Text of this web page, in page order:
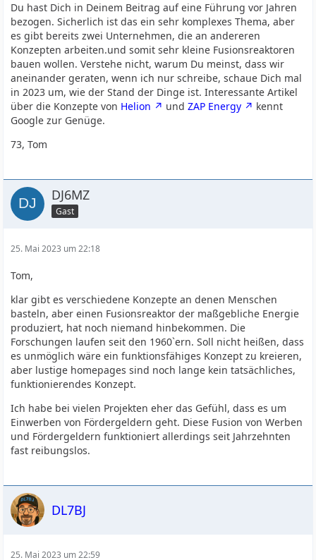
Du hast Dich in Deinem Beitrag auf eine Führung vor Jahren
bezogen. Sicherlich ist das ein sehr komplexes Thema, aber
es gibt bereits zwei Unternehmen, die an andereren
Konzepten arbeiten.und somit sehr kleine Fusionsreaktoren
bauen wollen. Verstehe nicht, warum Du meinst, dass wir
aneinander geraten, wenn ich nur schreibe, schaue Dich mal
in 2023 um, wie der Stand der Dinge ist. Interessante Artikel
über die Konzepte von Helion undZAP Energy
kennt
Google zur Genüge.
73, Tom
DJ6MZ
Gast
25. Mai 2023 um 22:18
Tom,
klar gibt es verschiedene Konzepte an denen Menschen
basteln, aber einen Fusionsreaktor der maßgebliche Energie
produziert, hat noch niemand hinbekommen. Die
Forschungen laufen seit den 1960`ern. Soll nicht heißen, dass
es unmöglich wäre ein funktionsfähiges Konzept zu kreieren,
aber lustige homepages sind noch lange kein tatsächliches,
funktionierendes Konzept.
Ich habe bei vielen Projekten eher das Gefühl, dass es um
Einwerben von Fördergeldern geht. Diese Fusion von Werben
und Fördergeldern funktioniert allerdings seit Jahrzehnten
fast reibungslos.
DL7BJ
25. Mai 2023 um 22:59